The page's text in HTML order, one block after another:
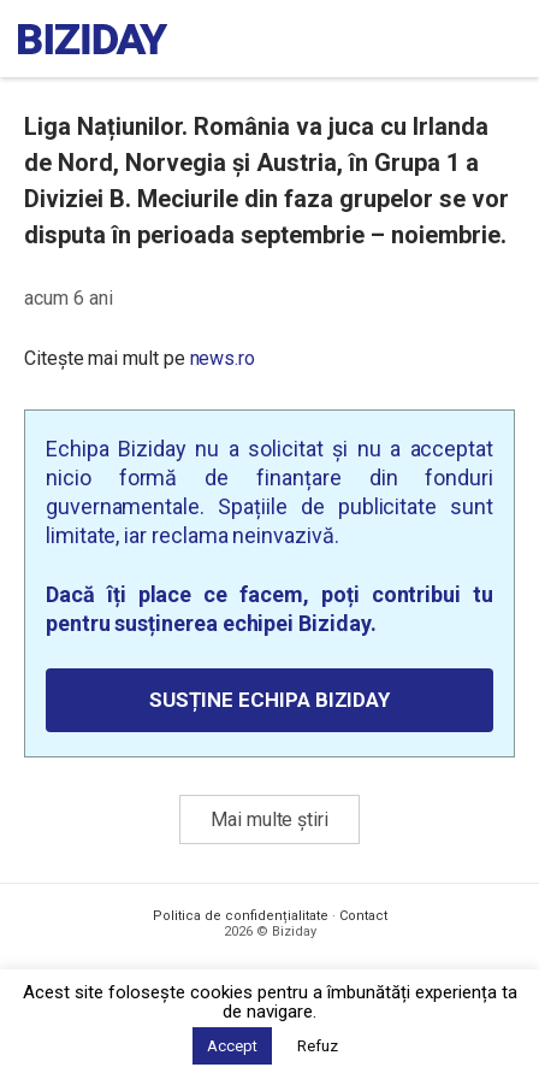
Liga Națiunilor. România va juca cu Irlanda
de Nord, Norvegia şi Austria, în Grupa 1 a
Diviziei B. Meciurile din faza grupelor se vor
disputa în perioada septembrie – noiembrie.
acum 6 ani
Citește mai mult pe news.ro
Echipa Biziday nu a solicitat și nu a acceptat
nicio formă de finanțare din fonduri
guvernamentale. Spațiile de publicitate sunt
limitate, iar reclama neinvazivă.
Dacă îți place ce facem, poți contribui tu
pentru susținerea echipei Biziday.
SUSȚINE ECHIPA BIZIDAY
Mai multe știri
Politica de confidențialitate · Contact
2026 © Biziday
Acest site foloseşte cookies pentru a îmbunătăți experiența ta
de navigare.
Accept Refuz